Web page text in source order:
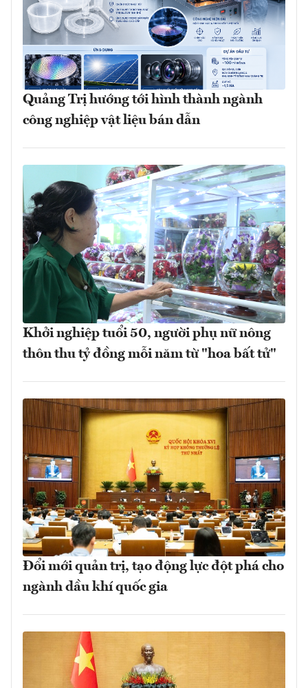
Quảng Trị hướng tới hình thành ngành
công nghiệp vật liệu bán dẫn
Khởi nghiệp tuổi 50, người phụ nữ nông
thôn thu tỷ đồng mỗi năm từ "hoa bất tử"
Đổi mới quản trị, tạo động lực đột phá cho
ngành dầu khí quốc gia